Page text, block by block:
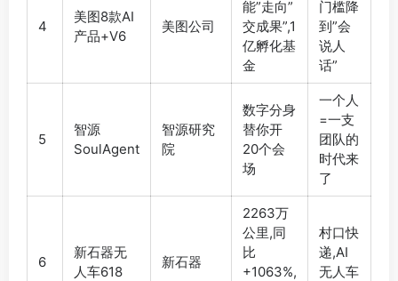
4
美图8款AI
产品+V6
美图公司
能”走向”
交成果”,1
亿孵化基
金
门槛降
到”会
说人
话”
5
智源
SoulAgent
智源研究
院
数字分身
替你开
20个会
场
一个人
=一支
团队的
时代来
了
6
新石器无
人车618
新石器
2263万
公里,同
比
+1063%,
村口快
递,AI
无人车